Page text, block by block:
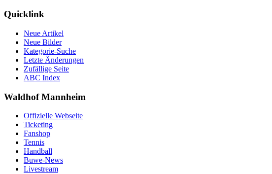
Quicklink
Neue Artikel
Neue Bilder
Kategorie-Suche
Letzte Änderungen
Zufällige Seite
ABC Index
Waldhof Mannheim
Offizielle Webseite
Ticketing
Fanshop
Tennis
Handball
Buwe-News
Livestream